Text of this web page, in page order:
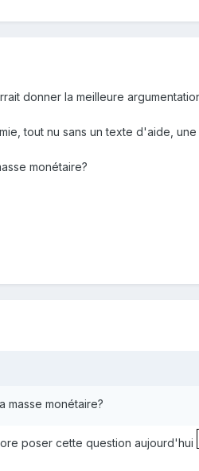
donner la meilleure
tout nu sans un texte d'aide,
monétaire?
masse monétaire?
poser cette question aujourd'hui